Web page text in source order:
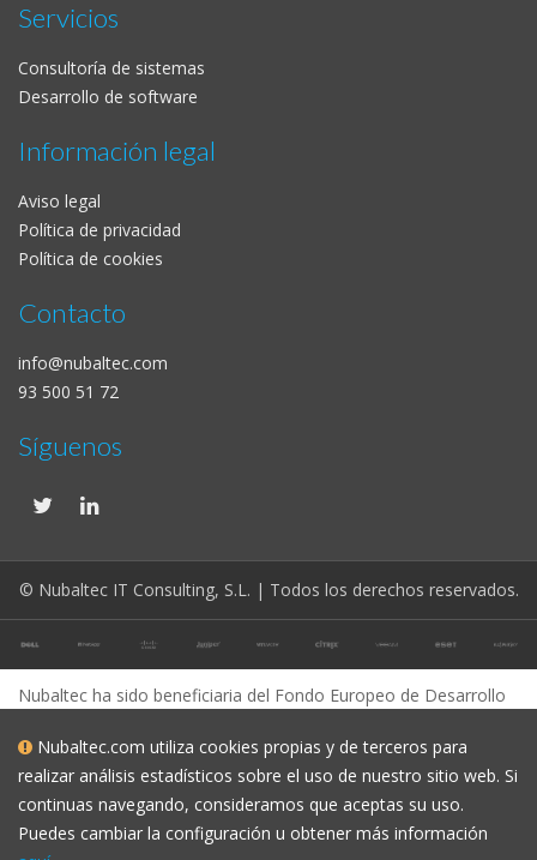
Servicios
Consultoría de sistemas
Desarrollo de software
Información legal
Aviso legal
Política de privacidad
Política de cookies
Contacto
info@nubaltec.com
93 500 51 72
Síguenos
© Nubaltec IT Consulting, S.L. | Todos los derechos reservados.
Nubaltec ha sido beneficiaria del Fondo Europeo de Desarrollo
Pymes y gracias al cual ha puesto en marcha un Plan de
Marketing Digital Internacional con el objetivo de mejorar su
posicionamiento online en mercados exteriores durante el año
2023. Para ello ha contado con el apoyo del Programa XPANDE
Nubaltec.com utiliza cookies propias y de terceros para
realizar análisis estadísticos sobre el uso de nuestro sitio web. Si
continuas navegando, consideramos que aceptas su uso.
Puedes cambiar la configuración u obtener más información